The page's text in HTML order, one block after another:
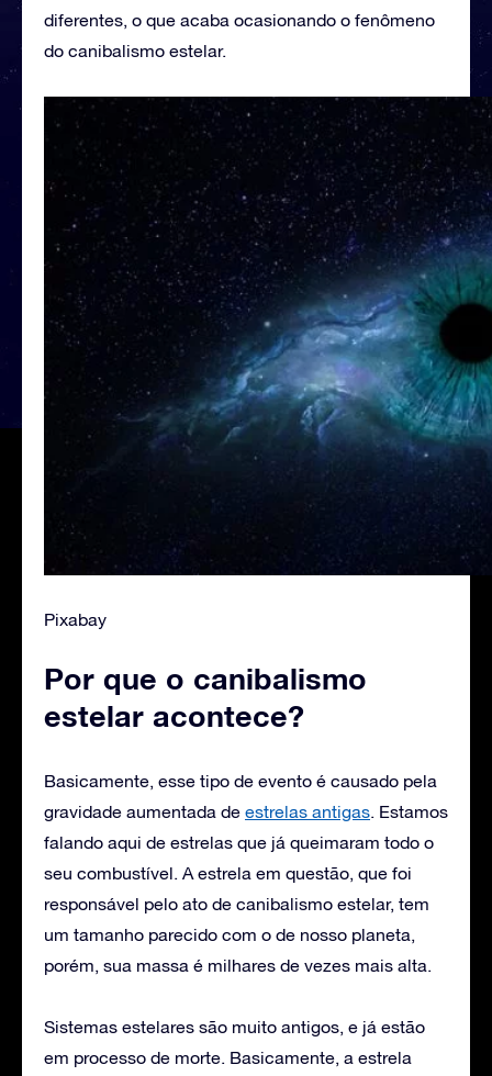
diferentes, o que acaba ocasionando o fenômeno
do canibalismo estelar.
Pixabay
Por que o canibalismo
estelar acontece?
Basicamente, esse tipo de evento é causado pela
gravidade aumentada de estrelas antigas. Estamos
falando aqui de estrelas que já queimaram todo o
seu combustível. A estrela em questão, que foi
responsável pelo ato de canibalismo estelar, tem
um tamanho parecido com o de nosso planeta,
porém, sua massa é milhares de vezes mais alta.
Sistemas estelares são muito antigos, e já estão
em processo de morte. Basicamente, a estrela